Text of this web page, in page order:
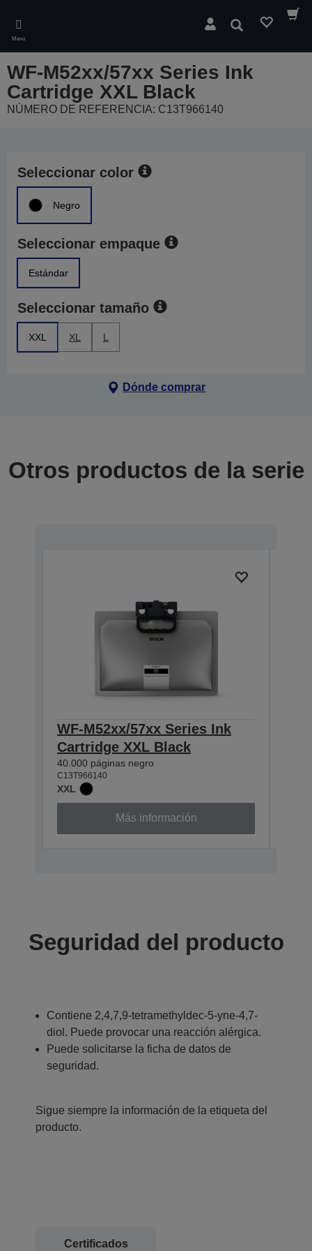
main
content
Menú
Buscar
WF-M52xx/57xx Series Ink
Cartridge XXL Black
NÚMERO DE REFERENCIA: C13T966140
Seleccionar color
Negro
Seleccionar empaque
Estándar
Seleccionar tamaño
XXL XL L
Dónde comprar
Otros productos de la serie
WF-M52xx/57xx Series Ink
Cartridge XXL Black
40.000 páginas negro
C13T966140
XXL
Más información
Seguridad del producto
Contiene 2,4,7,9-tetramethyldec-5-yne-4,7-
diol. Puede provocar una reacción alérgica.
Puede solicitarse la ficha de datos de
seguridad.
Sigue siempre la información de la etiqueta del
producto.
Certificados